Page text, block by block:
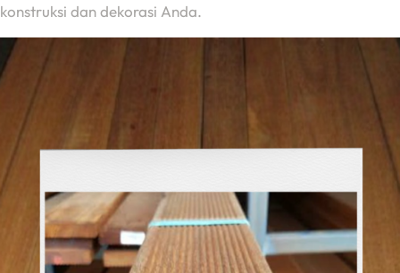
konstruksi dan dekorasi Anda.